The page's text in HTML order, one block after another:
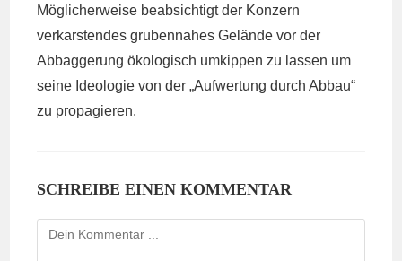
Möglicherweise beabsichtigt der Konzern
verkarstendes grubennahes Gelände vor der
Abbaggerung ökologisch umkippen zu lassen um
seine Ideologie von der „Aufwertung durch Abbau“
zu propagieren.
SCHREIBE EINEN KOMMENTAR
Kommentieren